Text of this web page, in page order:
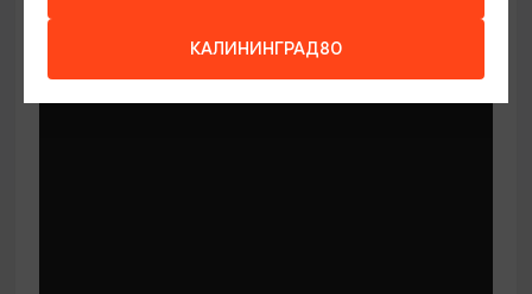
КАЛИНИНГРАД80